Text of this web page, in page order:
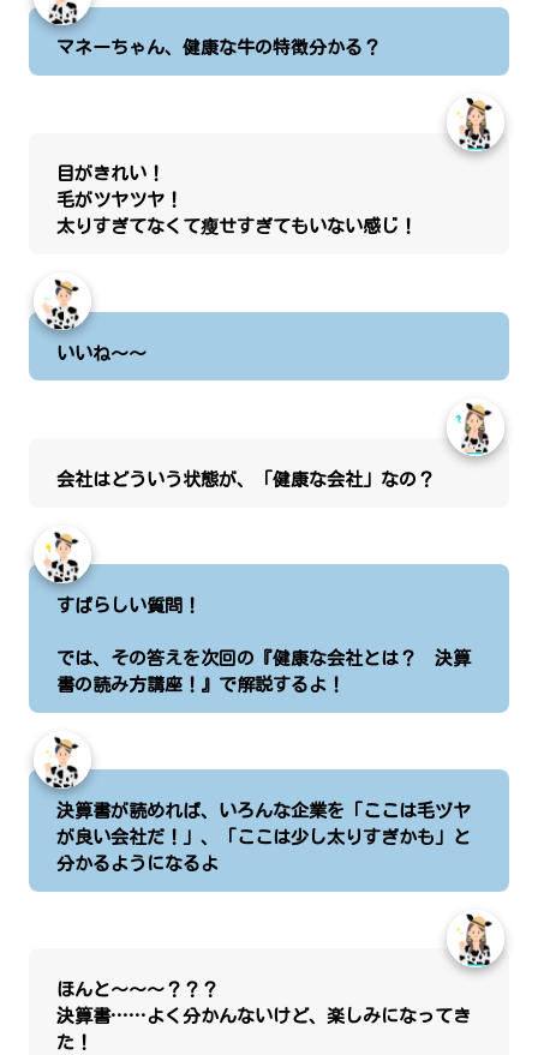
マネーちゃん、健康な牛の特徴分かる？
目がきれい！
毛がツヤツヤ！
太りすぎてなくて瘦せすぎてもいない感じ！
いいね～～
会社はどういう状態が、「健康な会社」なの？
すばらしい質問！
では、その答えを次回の『健康な会社とは？ 決算
書の読み方講座！』で解説するよ！
決算書が読めれば、いろんな企業を「ここは毛ヅヤ
が良い会社だ！」、「ここは少し太りすぎかも」と
分かるようになるよ
ほんと～～～？？？
決算書……よく分かんないけど、楽しみになってき
た！